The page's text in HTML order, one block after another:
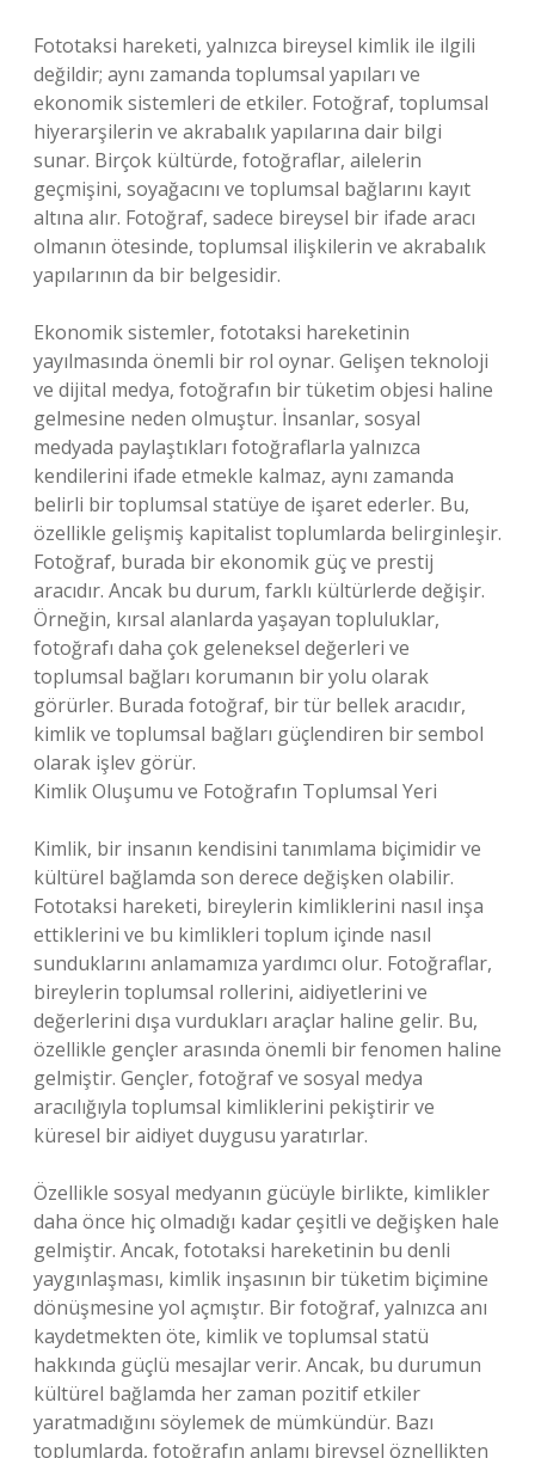
Fototaksi hareketi, yalnızca bireysel kimlik ile ilgili
değildir; aynı zamanda toplumsal yapıları ve
ekonomik sistemleri de etkiler. Fotoğraf, toplumsal
hiyerarşilerin ve akrabalık yapılarına dair bilgi
sunar. Birçok kültürde, fotoğraflar, ailelerin
geçmişini, soyağacını ve toplumsal bağlarını kayıt
altına alır. Fotoğraf, sadece bireysel bir ifade aracı
olmanın ötesinde, toplumsal ilişkilerin ve akrabalık
yapılarının da bir belgesidir.
Ekonomik sistemler, fototaksi hareketinin
yayılmasında önemli bir rol oynar. Gelişen teknoloji
ve dijital medya, fotoğrafın bir tüketim objesi haline
gelmesine neden olmuştur. İnsanlar, sosyal
medyada paylaştıkları fotoğraflarla yalnızca
kendilerini ifade etmekle kalmaz, aynı zamanda
belirli bir toplumsal statüye de işaret ederler. Bu,
özellikle gelişmiş kapitalist toplumlarda belirginleşir.
Fotoğraf, burada bir ekonomik güç ve prestij
aracıdır. Ancak bu durum, farklı kültürlerde değişir.
Örneğin, kırsal alanlarda yaşayan topluluklar,
fotoğrafı daha çok geleneksel değerleri ve
toplumsal bağları korumanın bir yolu olarak
görürler. Burada fotoğraf, bir tür bellek aracıdır,
kimlik ve toplumsal bağları güçlendiren bir sembol
olarak işlev görür.
Kimlik Oluşumu ve Fotoğrafın Toplumsal Yeri
Kimlik, bir insanın kendisini tanımlama biçimidir ve
kültürel bağlamda son derece değişken olabilir.
Fototaksi hareketi, bireylerin kimliklerini nasıl inşa
ettiklerini ve bu kimlikleri toplum içinde nasıl
sunduklarını anlamamıza yardımcı olur. Fotoğraflar,
bireylerin toplumsal rollerini, aidiyetlerini ve
değerlerini dışa vurdukları araçlar haline gelir. Bu,
özellikle gençler arasında önemli bir fenomen haline
gelmiştir. Gençler, fotoğraf ve sosyal medya
aracılığıyla toplumsal kimliklerini pekiştirir ve
küresel bir aidiyet duygusu yaratırlar.
Özellikle sosyal medyanın gücüyle birlikte, kimlikler
daha önce hiç olmadığı kadar çeşitli ve değişken hale
gelmiştir. Ancak, fototaksi hareketinin bu denli
yaygınlaşması, kimlik inşasının bir tüketim biçimine
dönüşmesine yol açmıştır. Bir fotoğraf, yalnızca anı
kaydetmekten öte, kimlik ve toplumsal statü
hakkında güçlü mesajlar verir. Ancak, bu durumun
kültürel bağlamda her zaman pozitif etkiler
yaratmadığını söylemek de mümkündür. Bazı
toplumlarda, fotoğrafın anlamı bireysel öznellikten